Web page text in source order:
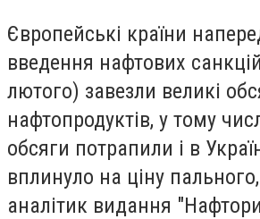
Європейські країни
введення нафтових
лютого) завезли великі
нафтопродуктів, у тому
обсяги потрапили і в
вплинуло на ціну
аналітик видання